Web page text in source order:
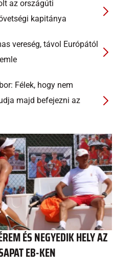
az országúti
kapitánya
vereség, távol Európától
Félek, hogy nem
majd befejezni az
ÉS NEGYEDIK HELY AZ
EB-KEN